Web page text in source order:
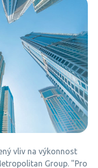
vliv na výkonnost
Group. "Pro